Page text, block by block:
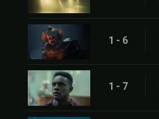
1 - 6
1 - 7